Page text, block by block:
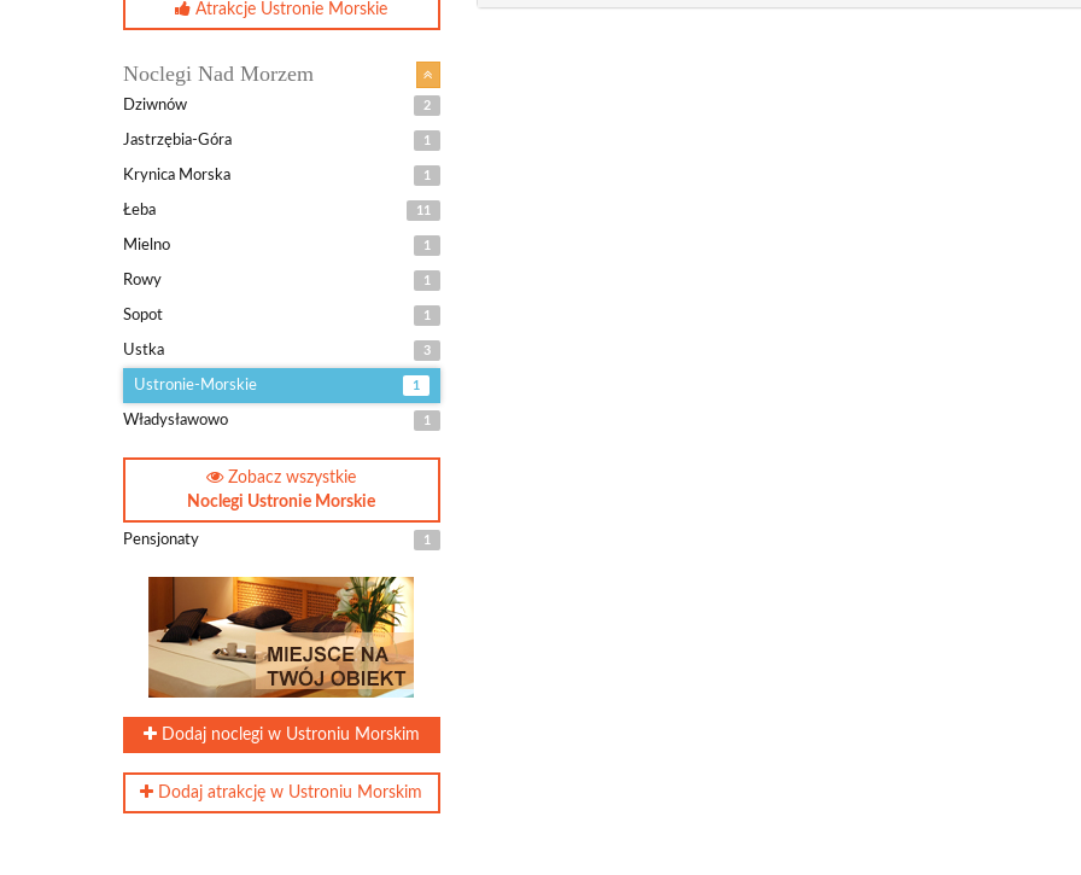
Atrakcje Ustronie Morskie
Noclegi Nad Morzem
Dziwnów 2
Jastrzębia-Góra 1
Krynica Morska 1
Łeba 11
Mielno 1
Rowy 1
Sopot 1
Ustka 3
Ustronie-Morskie 1
Władysławowo 1
Zobacz wszystkie
Noclegi Ustronie Morskie
Pensjonaty 1
Dodaj noclegi w Ustroniu Morskim
Dodaj atrakcję w Ustroniu Morskim